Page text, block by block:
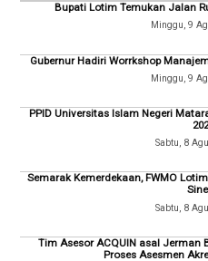
Bupati Lotim Temukan Jalan
Minggu, 9
Gubernur Hadiri Worrkshop
Minggu, 9
PPID Universitas Islam Negeri
Sabtu, 8
Semarak Kemerdekaan, FWMO
Sabtu, 8
Tim Asesor ACQUIN asal Jerman
Proses Asesmen